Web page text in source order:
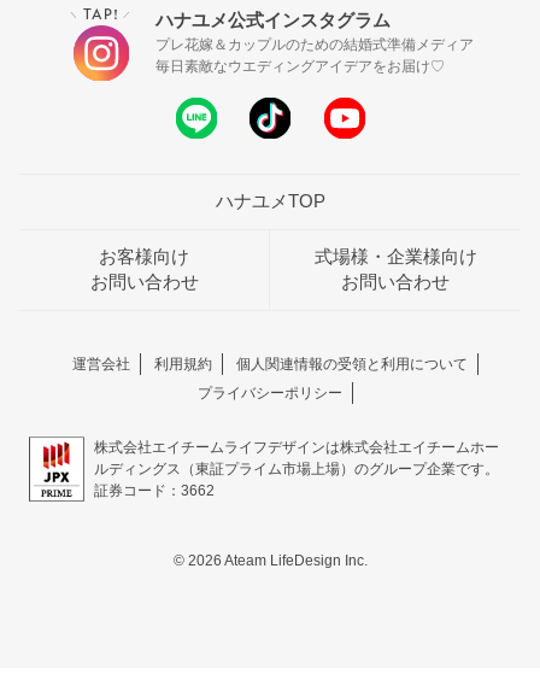
＼ TAP! ／ ハナユメ公式インスタグラム
プレ花嫁＆カップルのための結婚式準備メディア
毎日素敵なウエディングアイデアをお届け♡
ハナユメTOP
お客様向け
お問い合わせ
式場様・企業様向け
お問い合わせ
運営会社 利用規約
個人関連情報の受領と利用について
プライバシーポリシー
株式会社エイチームライフデザインは株式会社エイチームホー
ルディングス（東証プライム市場上場）のグループ企業です。
証券コード：3662
© 2026 Ateam LifeDesign Inc.